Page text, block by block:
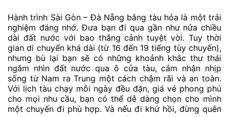
Hành trình Sài Gòn – Đà Nẵng bằng tàu hỏa là một trải
nghiệm đáng nhớ. Đưa bạn đi qua gần như nửa chiều
dài đất nước với bao thắng cảnh tuyệt vời. Tuy thời
gian di chuyển khá dài (từ 16 đến 19 tiếng tùy chuyến),
nhưng bù lại bạn sẽ có những khoảnh khắc thư thái
ngắm nhìn đất nước qua ô cửa tàu, cảm nhận nhịp
sống từ Nam ra Trung một cách chậm rãi và an toàn.
Với lịch tàu chạy mỗi ngày đều đặn, giá vé phong phú
cho mọi nhu cầu, bạn có thể dễ dàng chọn cho mình
một chuyến đi phù hợp. Và nếu đi khứ hồi, đừng quên